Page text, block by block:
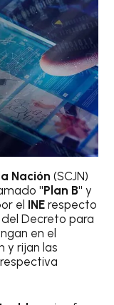
Nación (SCJN)
"Plan B" y
el INE respecto
Decreto para
en el
y rijan las